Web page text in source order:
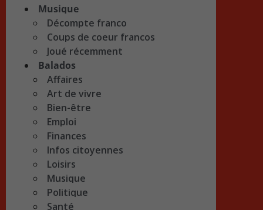
Musique
Décompte franco
Coups de coeur francos
Joué récemment
Balados
Affaires
Art de vivre
Bien-être
Emploi
Finances
Infos citoyennes
Loisirs
Musique
Politique
Santé